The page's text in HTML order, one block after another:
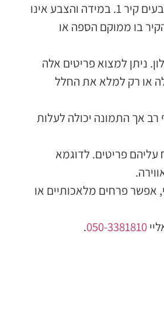
כמה שפחות להוציא כסף. קונים צבע להבלטה בגלון קטן צובעים קיר 1. במידה והצבע אינו
בו ממוקם הספה או
ניתן למצוא פריטים אלה
או רק למלא את החלל
אך התמונה יכולה לעלות
עליהם פריטים. לדוגמא
אפשר פרחים מלאכותיים או
050-3381810
.